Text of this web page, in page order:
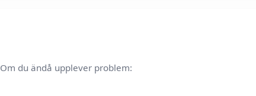
du ändå upplever problem: